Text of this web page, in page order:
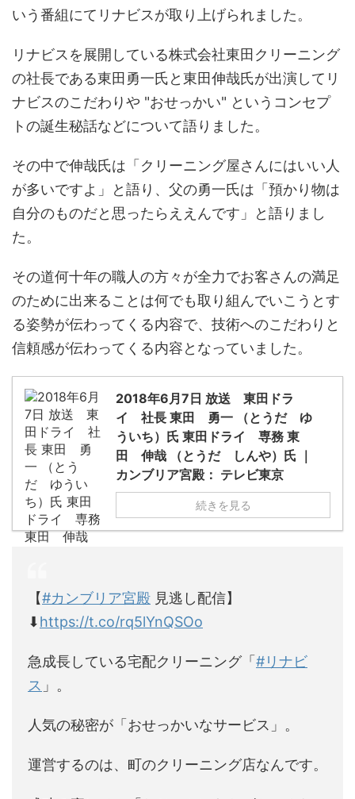
いう番組にてリナビスが取り上げられました。
リナビスを展開している株式会社東田クリーニング
の社長である東田勇一氏と東田伸哉氏が出演してリ
ナビスのこだわりや "おせっかい" というコンセプ
トの誕生秘話などについて語りました。
その中で伸哉氏は「クリーニング屋さんにはいい人
が多いですよ」と語り、父の勇一氏は「預かり物は
自分のものだと思ったらええんです」と語りまし
た。
その道何十年の職人の方々が全力でお客さんの満足
のために出来ることは何でも取り組んでいこうとす
る姿勢が伝わってくる内容で、技術へのこだわりと
信頼感が伝わってくる内容となっていました。
2018年6月7日 放送 東田ドラ
イ 社長 東田 勇一 （とうだ ゆ
ういち）氏 東田ドライ 専務 東
田 伸哉 （とうだ しんや）氏 ｜
カンブリア宮殿： テレビ東京
続きを見る
【#カンブリア宮殿 見逃し配信】
⬇https://t.co/rq5lYnQSOo
急成長している宅配クリーニング「 #リナビ
ス 」。
人気の秘密が「おせっかいなサービス」。
運営するのは、町のクリーニング店なんです。